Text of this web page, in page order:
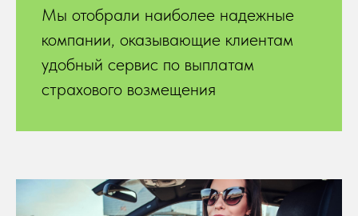
Мы отобрали наиболее надежные
компании, оказывающие клиентам
удобный сервис по выплатам
страхового возмещения